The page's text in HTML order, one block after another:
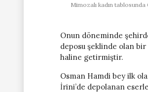
Mimozalı kadın tablosunda
Onun döneminde
deposu şeklinde olan
haline getirmiştir.
Osman Hamdi bey ilk
İrini’de depolanan